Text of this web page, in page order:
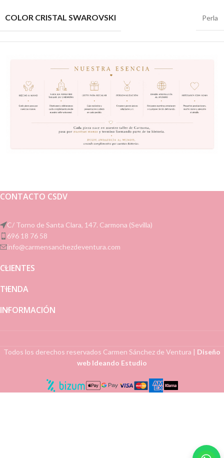
COLOR CRISTAL SWAROVSKI Perla
CONTACTO CSDV
C/ Torno de Santa Clara, 147. Carmona (Sevilla)
696 18 76 58
info@carmensanchezdeventura.com
CLIENTES
TIENDA
INFORMACIÓN
Todos los derechos reservados Carmen Sánchez de Ventura | Diseño
web Ideando Estudio